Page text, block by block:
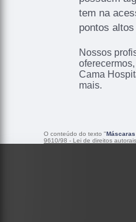
tem na
pontos
Nossos
Cama
mais.
O conteúdo do texto "
9610/98 - Lei de direitos autorais